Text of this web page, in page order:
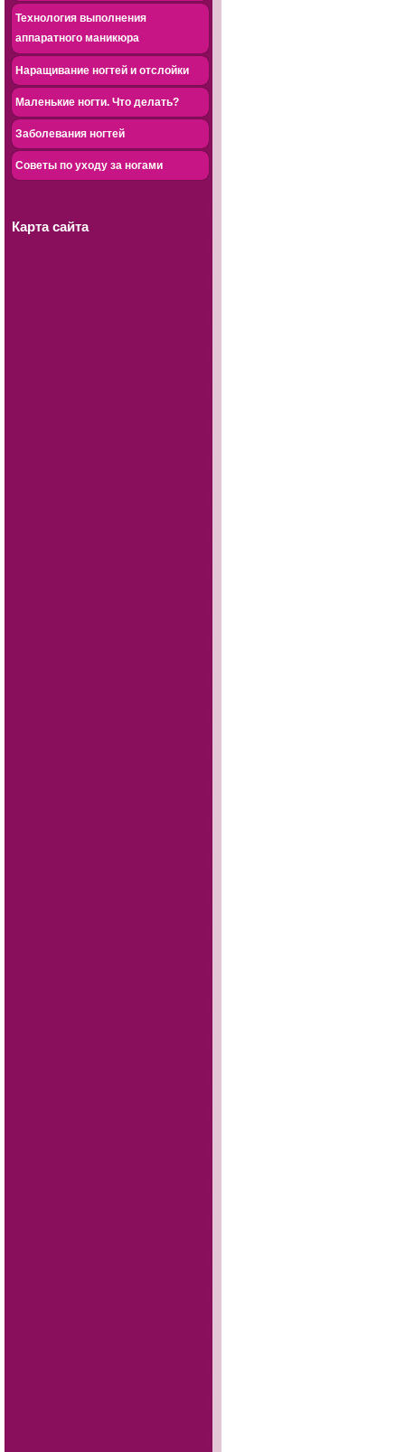
Технология выполнения
аппаратного маникюра
Наращивание ногтей и отслойки
Маленькие ногти. Что делать?
Заболевания ногтей
Советы по уходу за ногами
Карта сайта